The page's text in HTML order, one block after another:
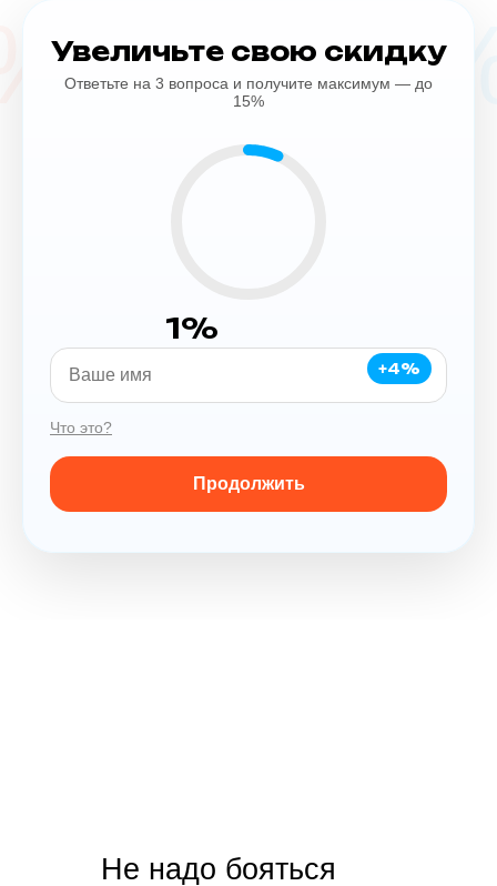
Увеличьте свою скидку
Ответьте на 3 вопроса и получите максимум — до
15%
1%
+4%
Что это?
Продолжить
конфиденциальности
Не надо бояться